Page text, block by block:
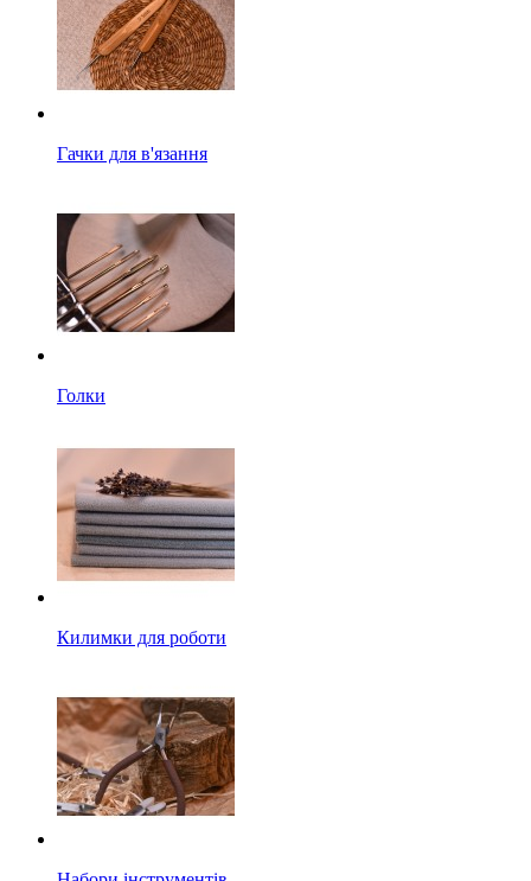
Гачки для в'язання
Голки
Килимки для роботи